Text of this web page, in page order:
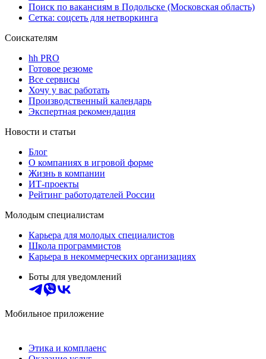
Поиск по вакансиям в Подольске (Московская область)
Сетка: соцсеть для нетворкинга
Соискателям
hh PRO
Готовое резюме
Все сервисы
Хочу у вас работать
Производственный календарь
Экспертная рекомендация
Новости и статьи
Блог
О компаниях в игровой форме
Жизнь в компании
ИТ-проекты
Рейтинг работодателей России
Молодым специалистам
Карьера для молодых специалистов
Школа программистов
Карьера в некоммерческих организациях
Боты для уведомлений
Мобильное приложение
Этика и комплаенс